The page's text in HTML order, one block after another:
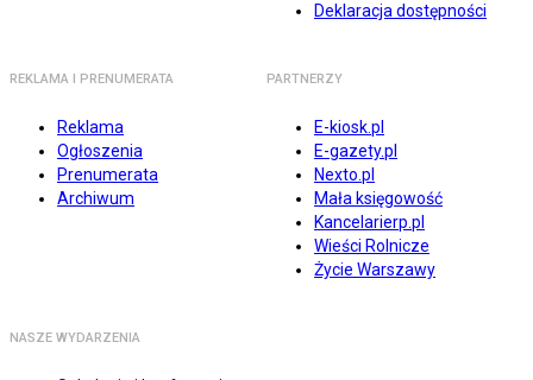
Deklaracja dostępności
REKLAMA I PRENUMERATA
Reklama
Ogłoszenia
Prenumerata
Archiwum
PARTNERZY
E-kiosk.pl
E-gazety.pl
Nexto.pl
Mała księgowość
Kancelarierp.pl
Wieści Rolnicze
Życie Warszawy
NASZE WYDARZENIA